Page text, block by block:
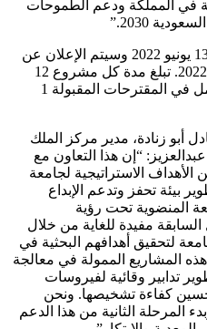
في المملكة ودعم الطموحات
2030.”
تنتهي مهلة تقديم المقترحات في 13 يونيو 2022 وسيتم الإعلان عن
المشاريع الموافَق عليها في يوليو 2022. تبلغ مدة كل مشروع 12
شهراً على ألا يتجاوز تاريخ بدء العمل في المقترحات المقبولة 1
أبو زنادة، مدير مركز الملك
“إن هذا التعاون مع
الاستراتيجية لجامعة
بيئة تحفز وتدعم الإبداع
المنضوية تحت رؤية
مفيدة للغاية من خلال
لتحقيق أهدافهم البحثية في
المشاريع الممولة في معالجة
تدابير وقائية لفيروسات
كفاءة تشخيصها. ونحن
المرحلة الثانية من هذا الدعم